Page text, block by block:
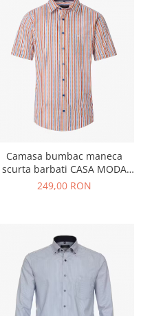
Camasa bumbac maneca
scurta barbati CASA MODA
CasualFit portocaliu dungulite
249,00 RON